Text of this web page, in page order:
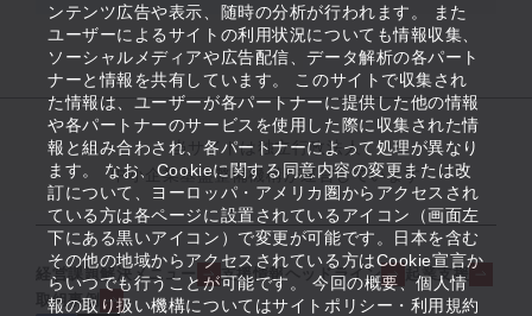
ンテンツ広告や表示、随時の分析が行われます。 また
ユーザーによるサイトの利用状況についても情報収集、
ソーシャルメディアや広告配信、データ解析の各パート
ナーと情報を共有しています。 このサイトで収集され
た情報は、ユーザーが各パートナーに提供した他の情報
や各パートナーのサービスを使用した際に収集された情
報と組み合わされ、各パートナーによって処理が異なり
ます。 なお、Cookieに関する同意内容の変更または改
訂について、ヨーロッパ・アメリカ圏からアクセスされ
ている方は各ページに設置されているアイコン（画面左
下にある黒いアイコン）で変更が可能です。日本を含む
その他の地域からアクセスされている方はCookie宣言か
らいつでも行うことが可能です。 今回の概要、個人情
報の取り扱い機構についてはサイトポリシー・利用規約
当サイトは独立行政法人
中小企業基盤整備機構が運営しています
経営課題解決メニュー 支援情報ヘッドライン
起業支援
取組事例